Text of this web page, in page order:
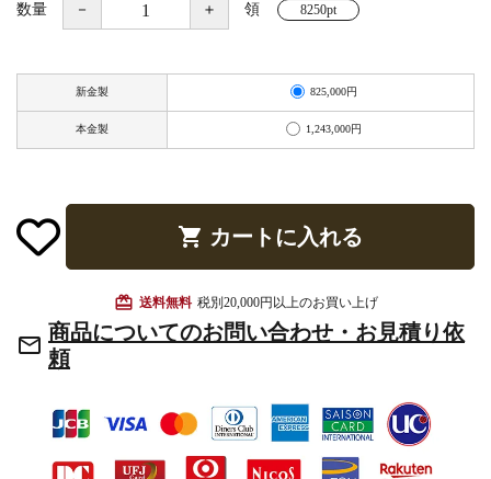
お手入れ用品
数量 － ＋ 領 8250pt
新金製 825,000円
本金製 1,243,000円
shopping_cart カートに入れる
card_giftcard 送料無料 税別20,000円以上のお買い上げ
mail_outline 商品についてのお問い合わせ・お見積り依
頼